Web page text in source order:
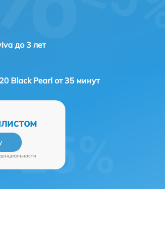
до 3 лет
Black Pearl от 35 минут